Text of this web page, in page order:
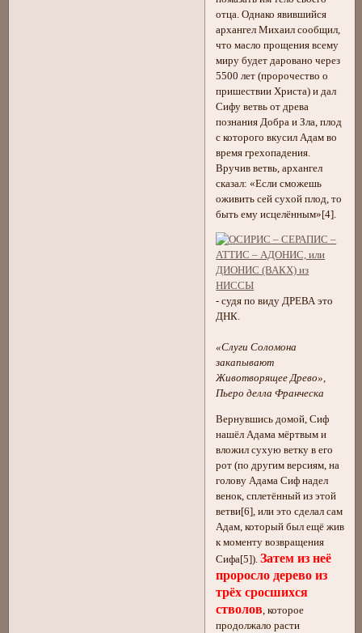
отца. Однако явившийся
архангел Михаил сообщил,
что масло прощения всему
миру будет даровано через
5500 лет (пророчество о
пришествии Христа) и дал
Сифу ветвь от древа
познания Добра и Зла, плод
с которого вкусил Адам во
время грехопадения.
Вручив ветвь, архангел
сказал: «Если сможешь
оживить сей сухой плод, то
быть ему исцелённым»[4].
- судя по виду ДРЕВА это
ДНК.
«Слуги Соломона
закапывают
Животворящее Древо»,
Пьеро делла Франческа
Вернувшись домой, Сиф
нашёл Адама мёртвым и
вложил сухую ветку в его
рот (по другим версиям, на
голову Адама Сиф надел
венок, сплетённый из этой
ветви[6], или это сделал сам
Адам, который был ещё жив
к моменту возвращения
Сифа[5]).Затем из неё
проросло дерево из
трёх сросшихся
стволов, которое
продолжало расти